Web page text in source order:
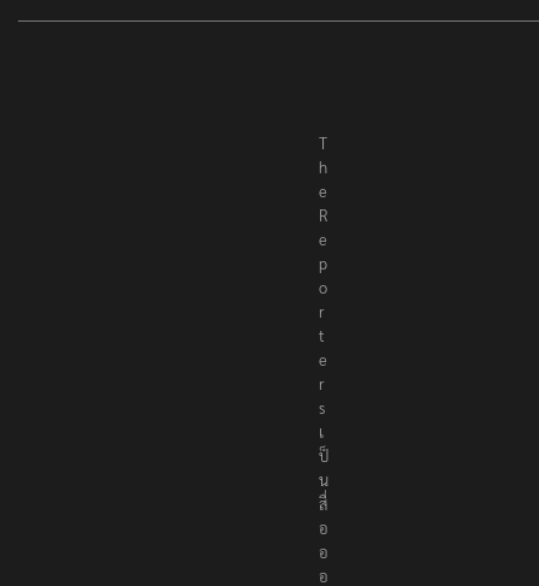
T
h
e
R
e
p
o
r
t
e
r
s
เ
ป็
น
สื่
อ
อ
อ